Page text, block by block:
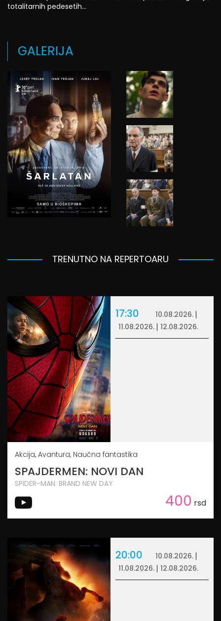
totalitarnih pedesetih...
GALERIJA
TRENUTNO NA REPERTOARU
17:30
10.08.2026.
11.08.2026.
12.08.2026.
Akcija, Avantura, Naučna fantastika
SPAJDERMEN: NOVI DAN
SPIDER-MAN: BRAND NEW DAY
400 rsd
20:00
10.08.2026.
11.08.2026.
12.08.2026.